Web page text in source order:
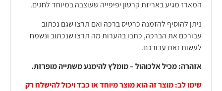
המארז מגיע באריזת קרטון יפיפייה שעוצבה במיוחד לחגים.
ניתן להוסיף להזמנה כרטיס ברכה ואם תרצו שגם נכתוב
עבורכם את הברכה, כתבו בהערות מה תרצו שנכתוב ונשמח
לעשות זאת עבורכם.
אזהרה: מכיל אלכוהול – מומלץ להימנע משתייה מופרזת.
שימו לב: מוצר זה הוא מוצר מיוחד או כבד ויכול להישלח רק